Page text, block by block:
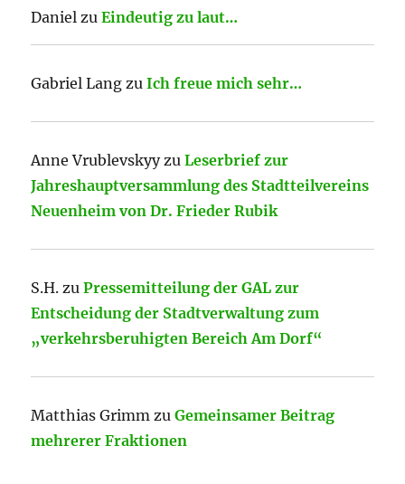
Daniel zuEindeutig zu laut…
Gabriel Lang zuIch freue mich sehr…
Anne VrublevskyyzuLeserbrief zur
Jahreshauptversammlung des Stadtteilvereins
Neuenheim von Dr. Frieder Rubik
S.H. zuPressemitteilung der GAL zur
Entscheidung der Stadtverwaltung zum
„verkehrsberuhigten Bereich Am Dorf“
Matthias Grimm zuGemeinsamer Beitrag
mehrerer Fraktionen